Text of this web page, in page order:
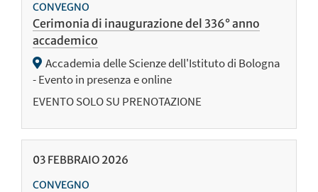
CONVEGNO
Cerimonia di inaugurazione del 336° anno
accademico
Accademia delle Scienze dell'Istituto di Bologna
- Evento in presenza e online
EVENTO SOLO SU PRENOTAZIONE
03 FEBBRAIO 2026
CONVEGNO